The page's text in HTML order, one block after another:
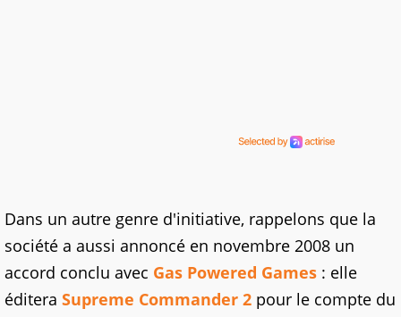
Dans un autre genre d'initiative, rappelons que la
société a aussi annoncé en novembre 2008 un
accord conclu avec Gas Powered Games : elle
éditera Supreme Commander 2 pour le compte du